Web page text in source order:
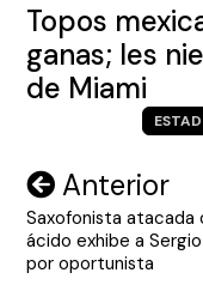
Topos
ganas; les
de Miami
Navegación
de
entradas
Anterior
Saxofonista atacada
ácido exhibe a
por oportunista